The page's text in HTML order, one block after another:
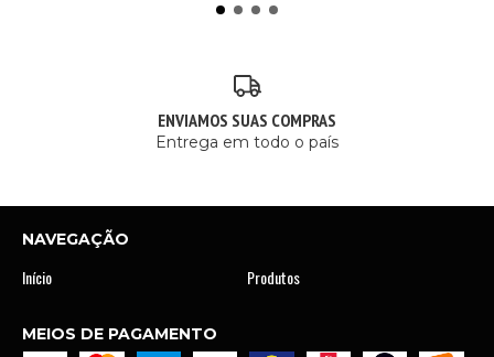
ENVIAMOS SUAS COMPRAS
Entrega em todo o país
NAVEGAÇÃO
Início Produtos
MEIOS DE PAGAMENTO